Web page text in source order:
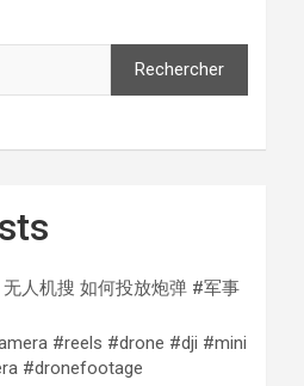
Rechercher
人机搜 如何投放炮弹 #军事
#reels #drone #dji #mini
#dronefootage